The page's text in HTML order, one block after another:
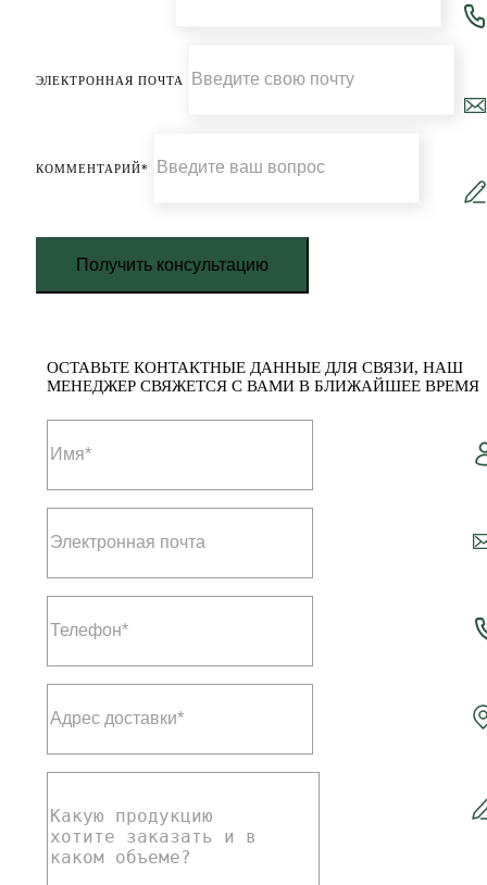
ЭЛЕКТРОННАЯ ПОЧТА
КОММЕНТАРИЙ*
Получить консультацию
ОСТАВЬТЕ КОНТАКТНЫЕ ДАННЫЕ ДЛЯ СВЯЗИ, НАШ
МЕНЕДЖЕР СВЯЖЕТСЯ С ВАМИ В БЛИЖАЙШЕЕ ВРЕМЯ